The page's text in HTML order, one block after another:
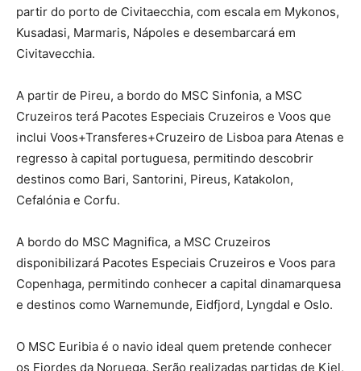
partir do porto de Civitaecchia, com escala em Mykonos,
Kusadasi, Marmaris, Nápoles e desembarcará em
Civitavecchia.
A partir de Pireu, a bordo do MSC Sinfonia, a MSC
Cruzeiros terá Pacotes Especiais Cruzeiros e Voos que
inclui Voos+Transferes+Cruzeiro de Lisboa para Atenas e
regresso à capital portuguesa, permitindo descobrir
destinos como Bari, Santorini, Pireus, Katakolon,
Cefalónia e Corfu.
A bordo do MSC Magnifica, a MSC Cruzeiros
disponibilizará Pacotes Especiais Cruzeiros e Voos para
Copenhaga, permitindo conhecer a capital dinamarquesa
e destinos como Warnemunde, Eidfjord, Lyngdal e Oslo.
O MSC Euribia é o navio ideal quem pretende conhecer
os Fiordes da Noruega. Serão realizadas partidas de Kiel,